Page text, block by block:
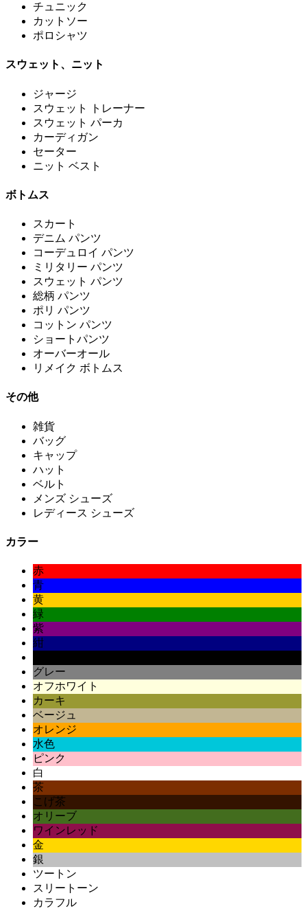
チュニック
カットソー
ポロシャツ
スウェット、ニット
ジャージ
スウェット トレーナー
スウェット パーカ
カーディガン
セーター
ニット ベスト
ボトムス
スカート
デニム パンツ
コーデュロイ パンツ
ミリタリー パンツ
スウェット パンツ
総柄 パンツ
ポリ パンツ
コットン パンツ
ショートパンツ
オーバーオール
リメイク ボトムス
その他
雑貨
バッグ
キャップ
ハット
ベルト
メンズ シューズ
レディース シューズ
カラー
赤
青
黄
緑
紫
紺
グレー
オフホワイト
カーキ
ベージュ
オレンジ
水色
ピンク
白
茶
こげ茶
オリーブ
ワインレッド
金
銀
ツートン
スリートーン
カラフル